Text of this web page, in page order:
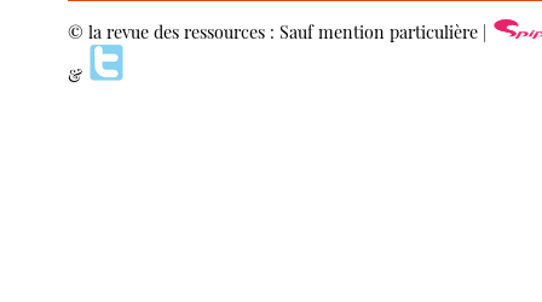
© la revue des ressources : Sauf mention particulière |
&